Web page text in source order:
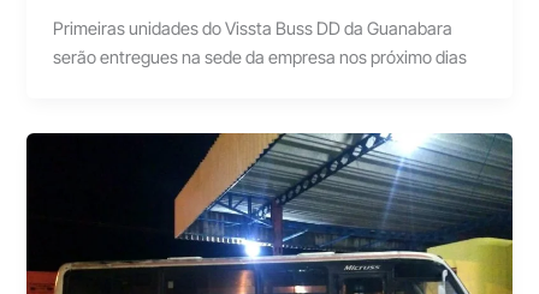
Primeiras unidades do Vissta Buss DD da Guanabara
serão entregues na sede da empresa nos próximo dias